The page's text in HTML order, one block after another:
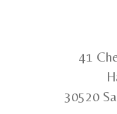
41
30520